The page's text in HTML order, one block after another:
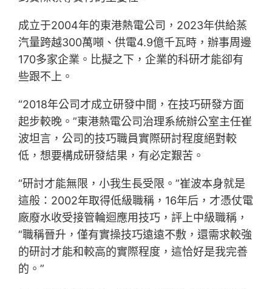
成立于2004年的東港熱電公司，2023年供給蒸
汽量跨越300萬噸、供電4.9億千瓦時，辦事周邊
170多家企業。比擬之下，企業的科研才能卻有
些跟不上。
“2018年公司才成立研發中間，在技巧研發方面
起步較晚。”東港熱電公司治理系統辦公室主任崔
波坦言，公司的技巧職員實際研討程度絕對較
低，想要構成研發結果，有必定艱苦。
“研討才能無限，小我生長受限。”崔波本身就是
這般：2002年取得低級職稱，16年后，才憑仗電
廠廢水收受接管輪迴應用技巧，評上中級職稱，
“職稱晉升，僅有實操技巧遠遠不敷，還需求較強
的研討才能和較高的實際程度，這恰好是我完善
的。”